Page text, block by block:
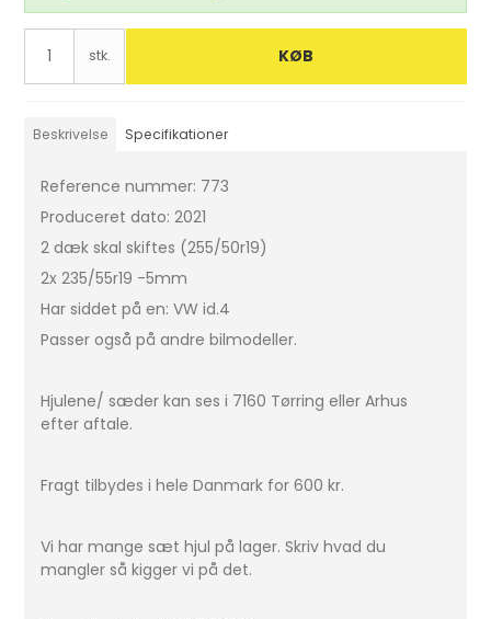
stk. KØB
Beskrivelse Specifikationer
Reference nummer: 773
Produceret dato: 2021
2 dæk skal skiftes (255/50r19)
2x 235/55r19 -5mm
Har siddet på en: VW id.4
Passer også på andre bilmodeller.
Hjulene/ sæder kan ses i 7160 Tørring eller Arhus
efter aftale.
Fragt tilbydes i hele Danmark for 600 kr.
Vi har mange sæt hjul på lager. Skriv hvad du
mangler så kigger vi på det.